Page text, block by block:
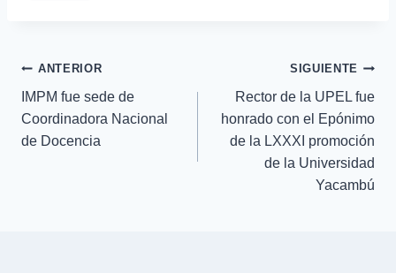
ANTERIOR
IMPM fue sede de
Coordinadora Nacional
de Docencia
SIGUIENTE
Rector de la UPEL fue
honrado con el Epónimo
de la LXXXI promoción
de la Universidad
Yacambú